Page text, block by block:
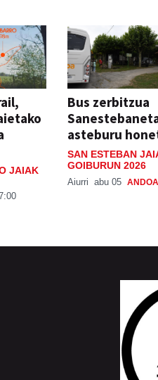
JAIAK
Bus zerbitzua
asteburu
SAN ESTEBAN
GOIBURUN 2026
Aiurri abu 05